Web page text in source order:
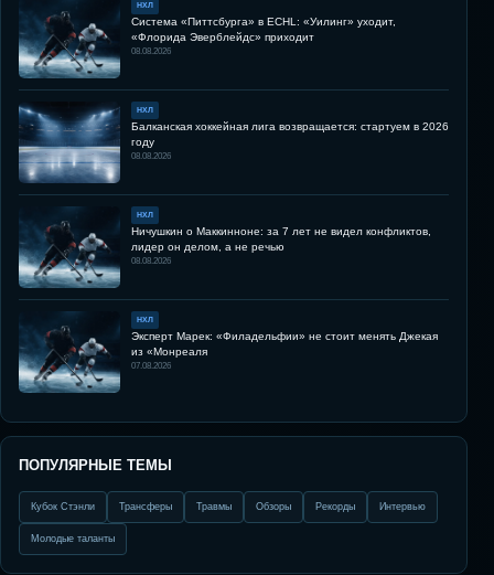
НХЛ
Система «Питтсбурга» в ECHL: «Уилинг» уходит,
«Флорида Эверблейдс» приходит
08.08.2026
НХЛ
Балканская хоккейная лига возвращается: стартуем в 2026
году
08.08.2026
НХЛ
Ничушкин о Маккинноне: за 7 лет не видел конфликтов,
лидер он делом, а не речью
08.08.2026
НХЛ
Эксперт Марек: «Филадельфии» не стоит менять Джекая
из «Монреаля
07.08.2026
ПОПУЛЯРНЫЕ ТЕМЫ
Кубок Стэнли Трансферы Травмы Обзоры Рекорды Интервью
Молодые таланты